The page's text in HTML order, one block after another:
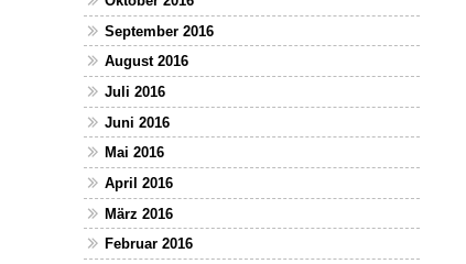
September 2016
August 2016
Juli 2016
Juni 2016
Mai 2016
April 2016
März 2016
Februar 2016